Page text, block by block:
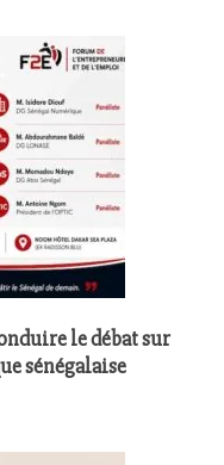
le débat sur
sénégalaise